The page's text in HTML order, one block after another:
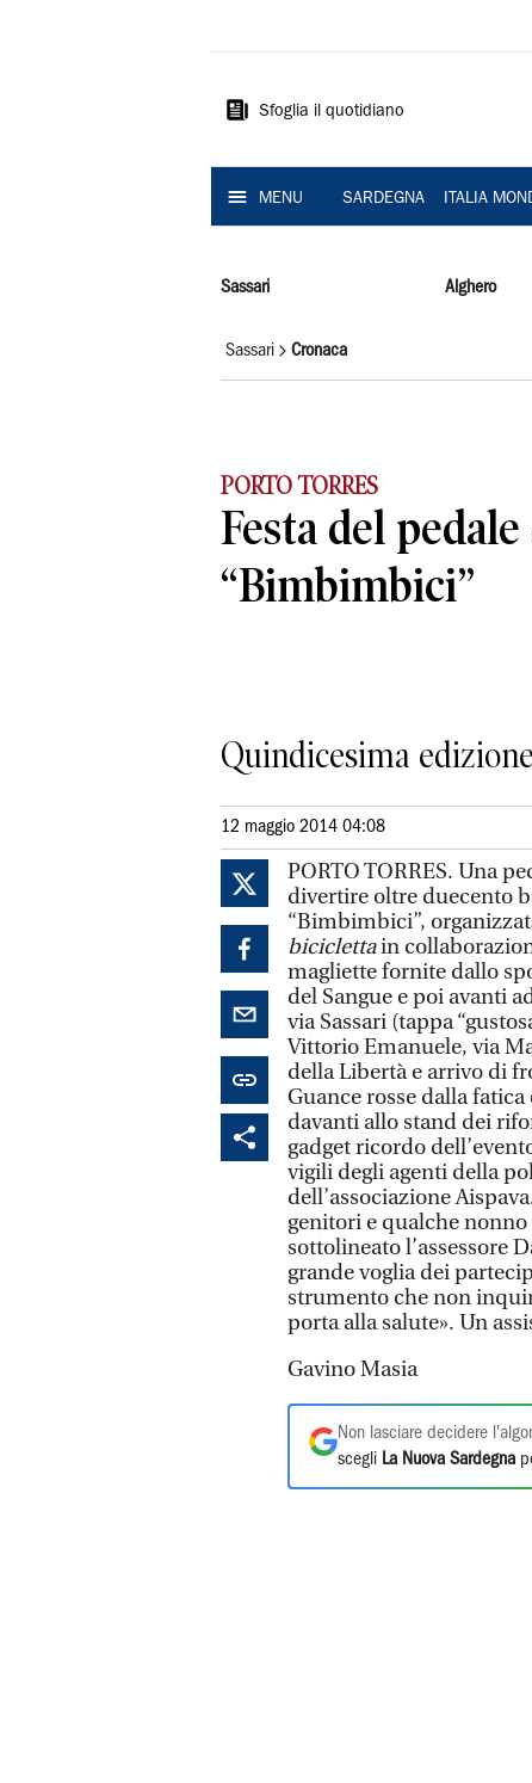
Sardegna
Sfoglia il quotidiano
MENU SARDEGNA ITALIA
Sassari Alghero
Sassari Cronaca
PORTO TORRES
Festa del
“Bimbimbici”
Quindicesima
12 maggio 2014 04:08
PORTO TORRES. Una
divertire oltre duecento
“Bimbimbici”,
biciclettain
magliette fornite dallo
del Sangue e poi avanti
via Sassari (tappa
Vittorio Emanuele, via
della Libertà e arrivo di
Guance rosse dalla
davanti allo stand dei
gadget ricordo
vigili degli agenti della
dell’associazione
genitori e qualche
sottolineato l’assessore
grande voglia dei
strumento che non
porta alla salute». Un
Gavino Masia
Non lasciare decidere
scegli La Nuova Sardegna